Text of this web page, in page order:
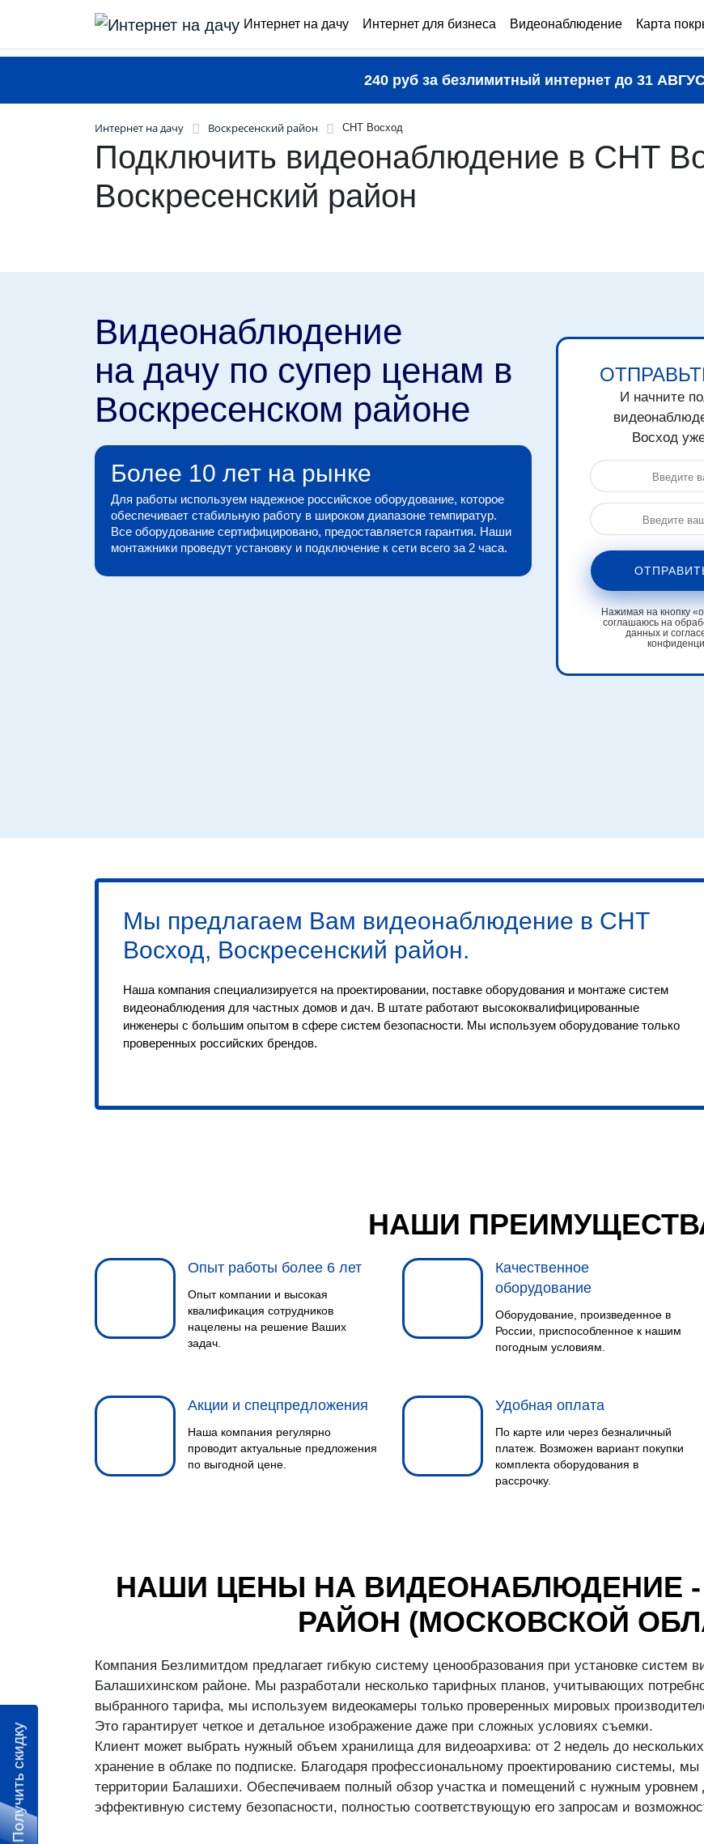
Интернет на дачу Интернет для бизнеса Видеонаблюдение Карта
240 руб за безлимитный интернет до 31
Интернет на дачу Воскресенский район СНТ Восход
Подключить видеонаблюдение в СНТ
Воскресенский район
Видеонаблюдение
на дачу по супер ценам в
Воскресенском районе
Более 10 лет на рынке
Для работы используем надежное российское оборудование, которое
обеспечивает стабильную работу в широком диапазоне темпиратур.
Все оборудование сертифицировано, предоставляется гарантия. Наши
монтажники проведут установку и подключение к сети всего за 2 часа.
И начните
Восход
Нажимая на кнопку
соглашаюсь на
данных и
Мы предлагаем Вам видеонаблюдение в СНТ
Восход, Воскресенский район.
Наша компания специализируется на проектировании, поставке оборудования и монтаже систем
видеонаблюдения для частных домов и дач. В штате работают высококвалифицированные
инженеры с большим опытом в сфере систем безопасности. Мы используем оборудование только
проверенных российских брендов.
НАШИ
Опыт работы более 6 лет
Опыт компании и высокая
квалификация сотрудников
нацелены на решение Ваших
задач.
Качественное
оборудование
Оборудование, произведенное в
России, приспособленное к нашим
погодным условиям.
Акции и спецпредложения
Наша компания регулярно
проводит актуальные предложения
по выгодной цене.
Удобная оплата
По карте или через безналичный
платеж. Возможен вариант покупки
комплекта оборудования в
рассрочку.
НАШИ ЦЕНЫ НА ВИДЕОНАБЛЮДЕНИЕ -
РАЙОН (МОСКОВСКОЙ
Компания Безлимитдом предлагает гибкую систему ценообразования при установке
Балашихинском районе. Мы разработали несколько тарифных планов, учитывающих
выбранного тарифа, мы используем видеокамеры только проверенных мировых
Это гарантирует четкое и детальное изображение даже при сложных условиях съемки.
Клиент может выбрать нужный объем хранилища для видеоархива: от 2 недель до
хранение в облаке по подписке. Благодаря профессиональному проектированию системы,
территории Балашихи. Обеспечиваем полный обзор участка и помещений с нужным уровнем
эффективную систему безопасности, полностью соответствующую его запросам и
Получить скидку